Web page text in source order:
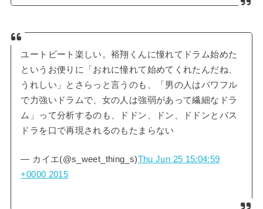
ユートビート楽しい。裕翔くんに憧れてドラム始めた
というお便りに「おれに憧れて始めてくれたんだね、
うれしい」とさらっと言うのも、「男の人はパワフル
で力強いドラムで、女の人は強弱があって繊細なドラ
ム」って分析するのも、ドドン、ドン、ドドンとバス
ドラを口で再現されるのもたまらない
— カイエ(@s_weet_thing_s)Thu Jun 25 15:04:59
+0000 2015